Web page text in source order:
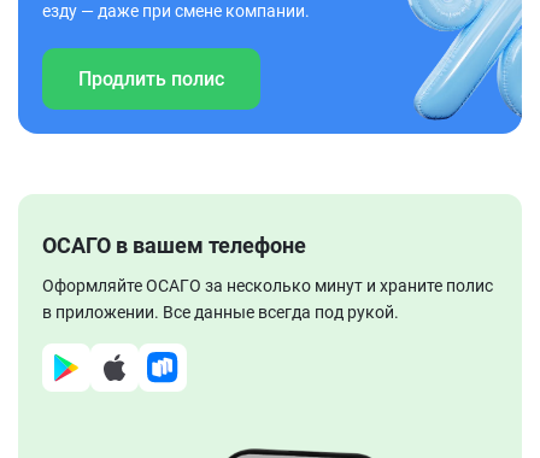
езду — даже при смене компании.
Продлить полис
ОСАГО в вашем телефоне
Оформляйте ОСАГО за несколько минут и храните полис
в приложении. Все данные всегда под рукой.